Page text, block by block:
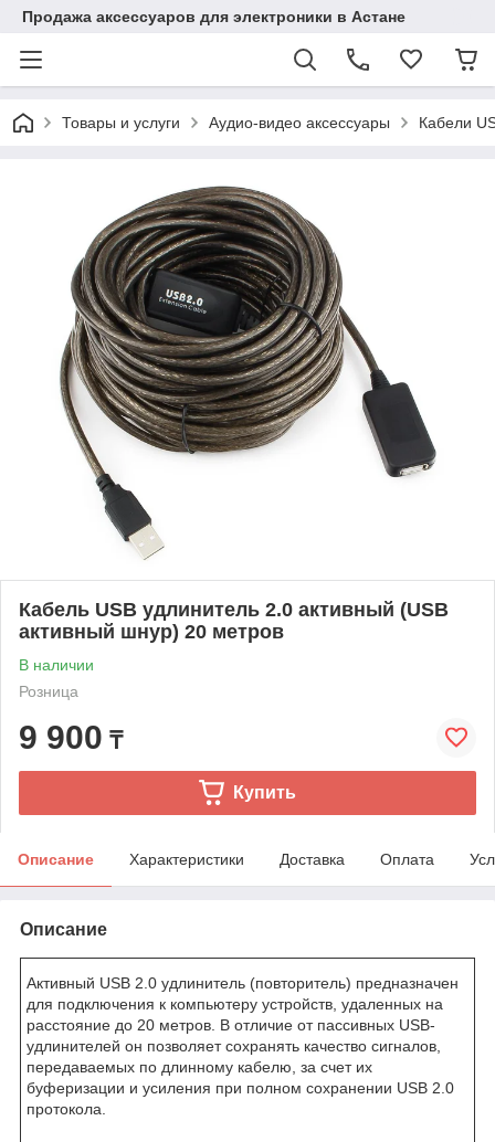
Продажа аксессуаров для электроники в Астане
Товары и услуги Аудио-видео аксессуары Кабели
Кабель USB удлинитель 2.0 активный (USB
активный шнур) 20 метров
В наличии
Розница
9 900 ₸
Купить
Описание Характеристики Доставка Оплата
Описание
Активный USB 2.0 удлинитель (повторитель) предназначен
для подключения к компьютеру устройств, удаленных на
расстояние до 20 метров. В отличие от пассивных USB-
удлинителей он позволяет сохранять качество сигналов,
передаваемых по длинному кабелю, за счет их
буферизации и усиления при полном сохранении USB 2.0
протокола.